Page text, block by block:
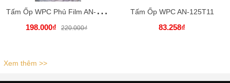
T
ấm Ốp WPC Phủ Film AN-202P30
198.000₫ 220.000₫
Tấm Ốp WPC AN-125T11
83.258₫
Xem thêm >>